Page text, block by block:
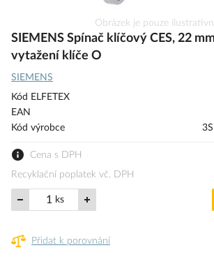
na
začátek
galerie
s
obrázky
Obrázek je pouze
SIEMENS Spínač klíčový CES, 22
vytažení klíče O
SIEMENS
Kód ELFETEX
EAN
Kód výrobce
Cena s DPH
Recyklační poplatek vč. DPH
ks
Přidat k porovnání